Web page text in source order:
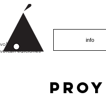
info
volcán proyecto
volcán ediciones